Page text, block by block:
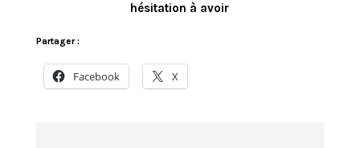
hésitation à avoir
Partager :
Facebook X